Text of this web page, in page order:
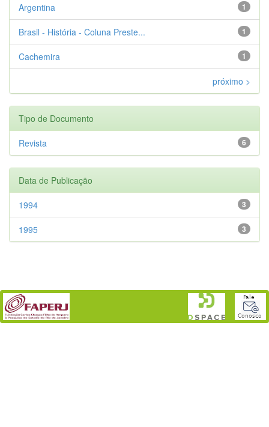
1
Argentina
1
Brasil - História - Coluna Preste...
1
Cachemira
próximo >
Tipo de Documento
6
Revista
Data de Publicação
3
1994
3
1995